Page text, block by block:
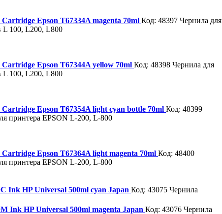
Epson T67334A magenta 70ml Код: 48397 Чернила для
L 100, L200, L800
Epson T67344A yellow 70ml Код: 48398 Чернила для
L 100, L200, L800
Epson T67354A light cyan bottle 70ml Код: 48399
принтерa EPSON L-200, L-800
Epson T67364A light magenta 70ml Код: 48400
принтерa EPSON L-200, L-800
Ink HP Universal 500ml cyan Japan Код: 43075 Чернила
Ink HP Universal 500ml magenta Japan Код: 43076 Чернила